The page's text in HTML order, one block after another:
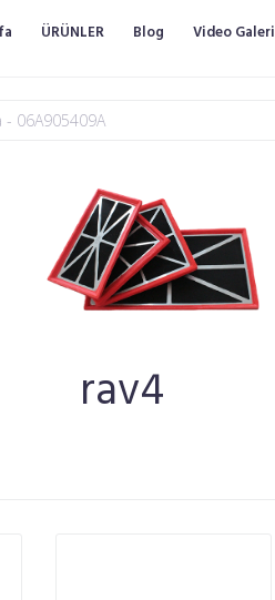
ÜRÜNLER Blog Video Galeri
rav4